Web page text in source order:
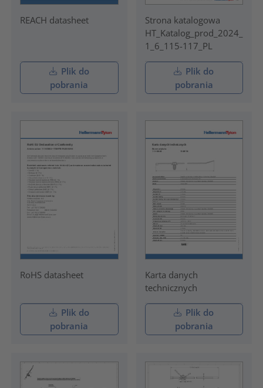
REACH datasheet
Plik do
pobrania
Strona katalogowa
HT_Katalog_prod_2024_
1_6_115-117_PL
Plik do
pobrania
RoHS datasheet
Plik do
pobrania
Karta danych
technicznych
Plik do
pobrania